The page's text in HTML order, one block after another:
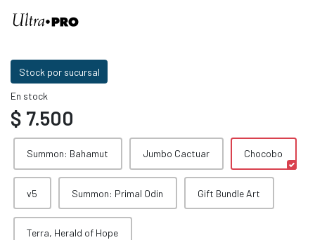
Stock por sucursal
En stock
$ 7.500
Summon: Bahamut Jumbo Cactuar Chocobo
v5 Summon: Primal Odin Gift Bundle Art
Terra, Herald of Hope